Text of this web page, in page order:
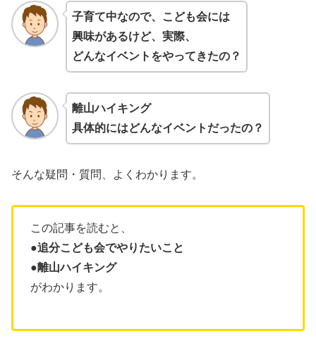
子育て中なので、こども会には
興味があるけど、実際、
どんなイベントをやってきたの？
離山ハイキング
具体的にはどんなイベントだったの？
そんな疑問・質問、よくわかります。
この記事を読むと、
●追分こども会でやりたいこと
●離山ハイキング
がわかります。